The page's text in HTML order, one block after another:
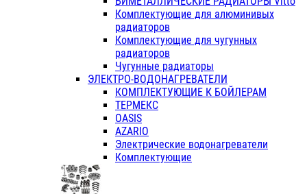
Комплектующие для алюминивых
радиаторов
Комплектующие для чугунных
радиаторов
Чугунные радиаторы
ЭЛЕКТРО-ВОДОНАГРЕВАТЕЛИ
КОМПЛЕКТУЮЩИЕ К БОЙЛЕРАМ
ТЕРМЕКС
OASIS
AZARIO
Электрические водонагреватели
Комплектующие